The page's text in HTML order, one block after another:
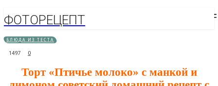
ФОТОРЕЦЕПТ
БЛЮДА ИЗ ТЕСТА
1497 0
Торт «Птичье молоко» с манкой и